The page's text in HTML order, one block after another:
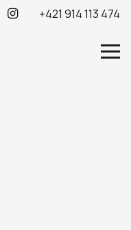
+421 914 113 474